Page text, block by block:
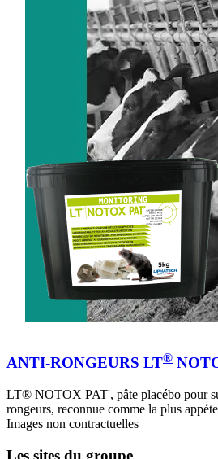
ANTI-RONGEURS LT®
LT® NOTOX PAT', pâte placébo pour
rongeurs, reconnue comme la plus
Images non contractuelles
Les sites du groupe